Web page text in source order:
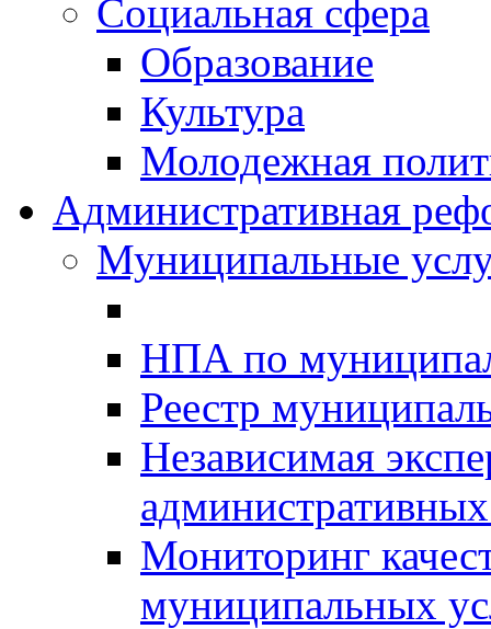
Социальная сфера
Образование
Культура
Молодежная
Административная
Муниципальные
НПА по
Реестр
Независимая
Мониторинг
муниципальных